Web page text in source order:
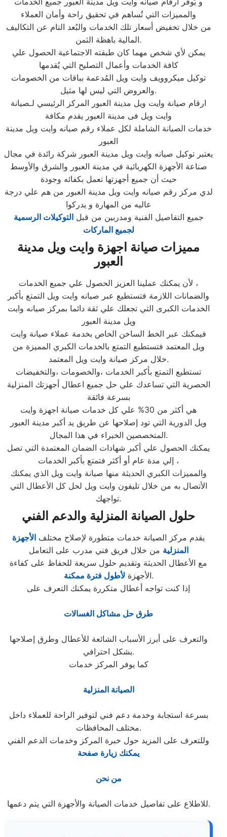
والمميزات التي تُساهم في تحقيق راحة وأمان العملاء
من خلال تخفيض أسعار تلك الخدمات والبُعد التام عن التكاليف
المالية باهظة الثمن.
يمكن لأي شخص مهما كان طبقته الاجتماعية الحصول علي
كافة الخدمات وأعمال التصليح التي يُقدمها
توكيل ميكروويف وايت ويل المُدعمة بباقات من الخصومات
والعروض التي ليس لها مثيل.
ارقام صيانة وايت ويل مدينة العبور المركز الرئيسي لـصيانة
وايت ويل فى مدينة العبور يقدم مكافة
خدمات الصيانة الشاملة لكل عملاء رقم صيانه وايت ويل مدينة
العبور
يعتبر توكيل صيانه وايت ويل مدينة العبور شركة رائدة في مجال
صناعة الأجهزة الكهربائية في مدينة العبور والشرق والأوسط
حيث أن جميع أجهزتها تعمل بكفائه وجودة
لدي مركز رقم صيانه وايت ويل مدينة العبور من هم علي درجة
عاليه من المهارة و يدركوا
جميع التفاصيل الفنية ومدربين من قبلالتوكيلات الرسمية
لجميع الماركات
مميزات صيانة اجهزة وايت ويل مدينة
العبور
لأن يمكنك عملينا العزيز الحصول علي جميع الخدمات ،
والضمانات اللازمة فتستطيع عبر صيانه وايت ويل التمتع بأكبر
الخدمات الكبرى التي تجعلك علي ثقة دائما بمركز صيانه وايت
ويل مدينة العبور
فيمكنك عبر الخط الساخن الخاص بخدمة عملاء صيانة وايت
ويل المعتمد فتستطيع التمتع بالخدمات الكبري المميزة من
خلال مركز صيانة وايت ويل المعتمد.
تستطيع التمتع بأكبر الخدمات ،والخصومات ،والتخفيضات
الحصرية التي تساعدك علي حل جميع اعطال أجهزتك المنزلية
بسرعة فائقة
هي أكثر من 30% علي كل خدمات صيانة اجهزة وايت
ويل الدورية التي تود إصلاحها عن طريق يد أكبر مدينة العبور
المتخصصين الخبراء في هذا المجال.
يمكنك الحصول علي أكبر شهادات الضمان المعتمدة التي تصل
إلي مدة عام أو أكثر فتمتع بأكبر الخدمات ،
والمميزات الكبري الحديثة منها صيانة وايت ويل الذي يمكنك
الأتصال به من خلال تليفون وايت ويل لحل كل الأعطال التي
تواجهك.
حلول الصيانة المنزلية والدعم الفني
يقدم مركز الصيانة خدمات متطورة لإصلاح مختلف الأجهزة
المنزلية من خلال فريق فني مدرب على التعامل
مع الأعطال الحديثة وتقديم حلول سريعة للحفاظ على كفاءة
الأجهزةلأطول فترة ممكنة
.
إذا كنت تواجه أعطال متكررة يمكنك التعرف على
طرق حل مشاكل الغسالات
والتعرف على أبرز الأسباب الشائعة للأعطال وطرق إصلاحها
بشكل احترافي.
كما يوفر المركز خدمات
الصيانة المنزلية
بسرعة استجابة وخدمة دعم فني لتوفير الراحة للعملاء داخل
مختلف المحافظات.
وللتعرف على المزيد حول خبرة المركز وخدمات الدعم الفني
يمكنك زيارة صفحة
من نحن
للاطلاع على تفاصيل خدمات الصيانة والأجهزة التي يتم دعمها.